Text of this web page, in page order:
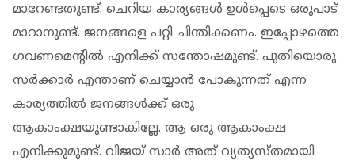
മാറേണ്ടതുണ്ട്. ചെറിയ കാര്യങ്ങള്‍ ഉള്‍പ്പെടെ ഒരുപാട്
മാറാനുണ്ട്. ജനങ്ങളെ പറ്റി ചിന്തിക്കണം. ഇപ്പോഴത്തെ
ഗവണമെന്റില്‍ എനിക്ക് സന്തോഷമുണ്ട്. പുതിയൊരു
സര്‍ക്കാര്‍ എന്താണ് ചെയ്യാന്‍ പോകുന്നത് എന്ന
കാര്യത്തില്‍ ജനങ്ങള്‍ക്ക് ഒരു
ആകാംക്ഷയുണ്ടാകില്ലേ. ആ ഒരു ആകാംക്ഷ
എനിക്കുമുണ്ട്. വിജയ് സാര്‍ അത് വ്യത്യസ്തമായി